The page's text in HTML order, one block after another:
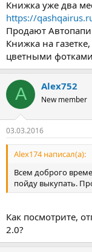
Книжка уже два
https://
Продают
Книжка на
цветными
A Alex752
New member
03.03.2016
Alex174 написал(а):
Всем доброго
пойду выкупать.
Как посмотрите,
2.0?